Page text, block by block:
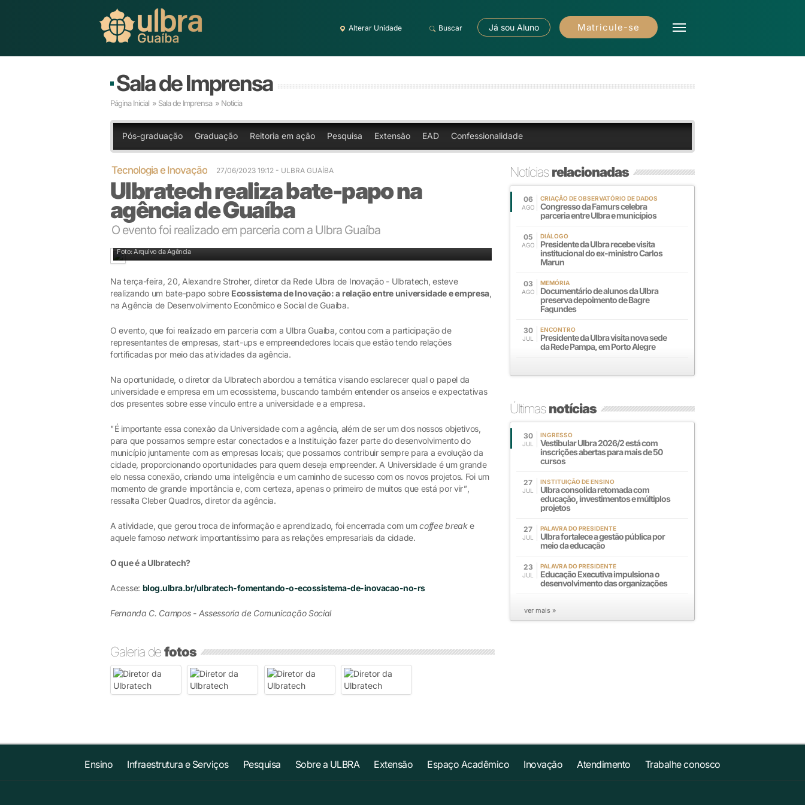
Alterar Unidade Buscar Já sou Aluno Matricule-se
Sala de Imprensa
Página Inicial » Sala de Imprensa » Notícia
Pós-graduação Graduação Reitoria em ação Pesquisa Extensão EAD Confessionalidade
Tecnologia e Inovação 27/06/2023 19:12 - ULBRA GUAÍBA
Ulbratech realiza bate-papo na
agência de Guaíba
O evento foi realizado em parceria com a Ulbra Guaíba
Foto: Arquivo da Agência
Na terça-feira, 20, Alexandre Stroher, diretor da Rede Ulbra de Inovação - Ulbratech, esteve
realizando um bate-papo sobre Ecossistema de Inovação: a relação entre universidade e empresa,
na Agência de Desenvolvimento Econômico e Social de Guaíba.
O evento, que foi realizado em parceria com a Ulbra Guaíba, contou com a participação de
representantes de empresas, start-ups e empreendedores locais que estão tendo relações
fortificadas por meio das atividades da agência.
Na oportunidade, o diretor da Ulbratech abordou a temática visando esclarecer qual o papel da
universidade e empresa em um ecossistema, buscando também entender os anseios e expectativas
dos presentes sobre esse vínculo entre a universidade e a empresa.
"É importante essa conexão da Universidade com a agência, além de ser um dos nossos objetivos,
para que possamos sempre estar conectados e a Instituição fazer parte do desenvolvimento do
município juntamente com as empresas locais; que possamos contribuir sempre para a evolução da
cidade, proporcionando oportunidades para quem deseja empreender. A Universidade é um grande
elo nessa conexão, criando uma inteligência e um caminho de sucesso com os novos projetos. Foi um
momento de grande importância e, com certeza, apenas o primeiro de muitos que está por vir",
ressalta Cleber Quadros, diretor da agência.
A atividade, que gerou troca de informação e aprendizado, foi encerrada com umcoffee breake
aquele famoso networkimportantíssimo para as relações empresariais da cidade.
O que é a Ulbratech?
Acesse: blog.ulbra.br/ulbratech-fomentando-o-ecossistema-de-inovacao-no-rs
Fernanda C. Campos - Assessoria de Comunicação Social
Galeria defotos
Notíciasrelacionadas
06
AGO
CRIAÇÃO DE OBSERVATÓRIO DE DADOS
Congresso da Famurs celebra
parceria entre Ulbra e municípios
05
AGO
DIÁLOGO
Presidente da Ulbra recebe visita
institucional do ex-ministro Carlos
Marun
03
AGO
MEMÓRIA
Documentário de alunos da Ulbra
preserva depoimento de Bagre
Fagundes
30
JUL
ENCONTRO
Presidente da Ulbra visita nova sede
da Rede Pampa, em Porto Alegre
Últimasnotícias
30
JUL
INGRESSO
Vestibular Ulbra 2026/2 está com
inscrições abertas para mais de 50
cursos
27
JUL
INSTITUIÇÃO DE ENSINO
Ulbra consolida retomada com
educação, investimentos e múltiplos
projetos
27
JUL
PALAVRA DO PRESIDENTE
Ulbra fortalece a gestão pública por
meio da educação
23
JUL
PALAVRA DO PRESIDENTE
Educação Executiva impulsiona o
desenvolvimento das organizações
ver mais »
Ensino Infraestrutura e Serviços Pesquisa Sobre a ULBRA Extensão Espaço Acadêmico Inovação Atendimento Trabalhe conosco